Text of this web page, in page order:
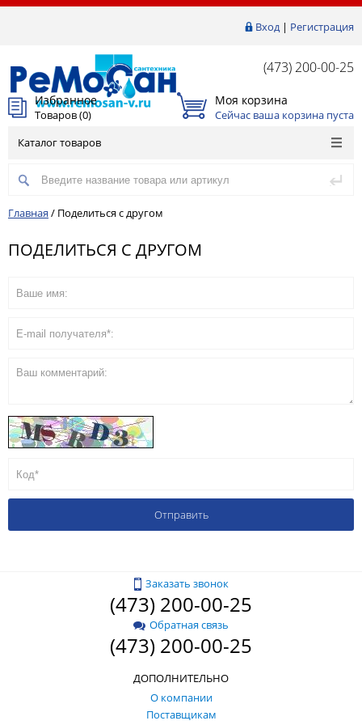
Вход| Регистрация
(473) 200-00-25
Избранное
Товаров (0)
Моя корзина
Сейчас ваша корзина пуста
Каталог товаров
Главная / Поделиться с другом
ПОДЕЛИТЬСЯ С ДРУГОМ
Заказать звонок
(473) 200-00-25
Обратная связь
(473) 200-00-25
ДОПОЛНИТЕЛЬНО
О компании
Поставщикам